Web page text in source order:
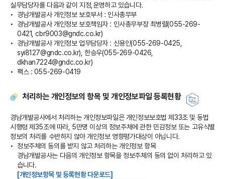
실무담당자를 다음과 같이 지정,운영하고 있습니다.
경남개발공사 개인정보 보호부서 : 인사총무부
경남개발공사 개인정보 보호책임자 : 인사총무부장 최병렬(055-269-
0421, cbr9003@gndc.co.kr)
경남개발공사 개인정보 업무담당자 : 신용인(055-269-0425,
syi8127@gndc.co.kr), 한승우(055-269-0426,
dkhan7224@gndc.co.kr)
팩스 : 055-269-0419
처리하는 개인정보의 항목 및 개인정보파일 등록현황
경남개발공사에서 처리하는 개인정보파일은 개인정보보호법 제33조 및 동법
시행령 제35조에 따라, 5만명 이상의 정보주체에 관한 민감정보 또는 고유식별
정보의 처리를 수반하지 않아 개인정보 영향평가대상이 아닙니다.
정보주체의 동의를 받지 않고 처리하는 개인정보 항목
경남개발공사는 다음의 개인정보 항목을 정보주체의 동의 없이 처리하고 있
습니다.
[개인정보항목 및 등록현황 다운로드]